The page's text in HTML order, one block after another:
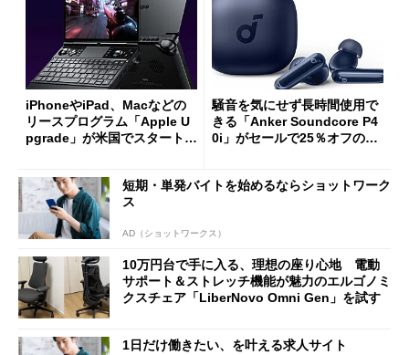
iPhoneやiPad、Macなどの
リースプログラム「Apple U
pgrade」が米国でスタート／
ut」が明...
騒音を気にせず長時間使用で
きる「Anker Soundcore P4
0i」がセールで25％オフの59
短期・単発バイトを始めるならショットワーク
ス
AD（ショットワークス）
10万円台で手に入る、理想の座り心地 電動
サポート＆ストレッチ機能が魅力のエルゴノミ
クスチェア「LiberNovo Omni Gen」を試す
1日だけ働きたい、を叶える求人サイト